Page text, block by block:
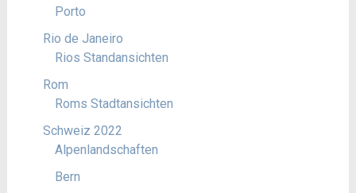
Porto
Rio de Janeiro
Rios Standansichten
Rom
Roms Stadtansichten
Schweiz 2022
Alpenlandschaften
Bern